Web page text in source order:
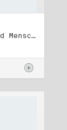
Titel: Initiative Frieden und Menschenrechte, Volkskammerwahl 18.3.1990